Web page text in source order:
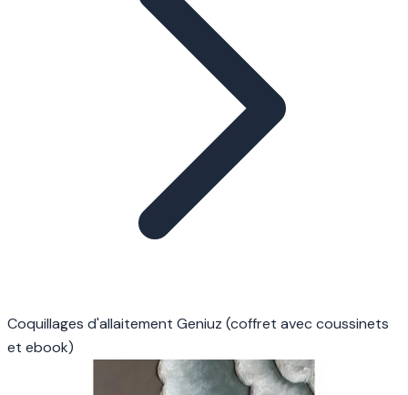
Coquillages d'allaitement Geniuz (coffret avec coussinets
et ebook)